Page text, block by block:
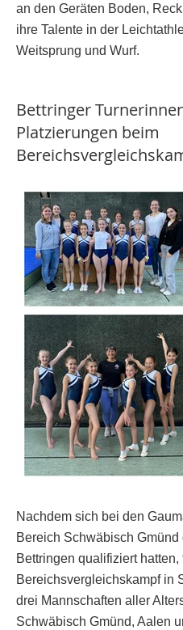
an den Geräten Boden,
ihre Talente in der
Weitsprung und Wurf.
Bettringer
Platzierungen beim
Nachdem sich bei den
Bereich Schwäbisch
Bettringen qualifiziert
Bereichsvergleichskampf in
drei Mannschaften aller
Schwäbisch Gmünd, Aalen